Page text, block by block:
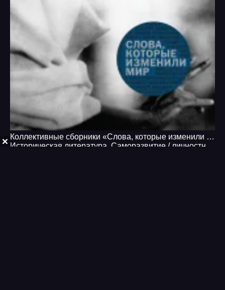
Коллективные сборники «Слова, которые изменили мир»
Историческая литература Саморазвитие / личностный рост